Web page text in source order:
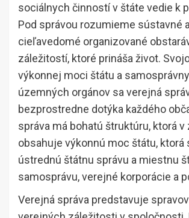
sociálnych činností v štáte vedie k
Pod správou rozumieme sústavné a
cieľavedomé organizované
záležitostí, ktoré prináša život.
výkonnej moci štátu a
územných orgánov sa verejná
bezprostredne dotýka každého
správa má bohatú štruktúru, ktorá v
obsahuje výkonnú moc štátu, ktorá
ústrednú štátnu správu a miestnu
samosprávu, verejné korporácie a
Verejná správa predstavuje